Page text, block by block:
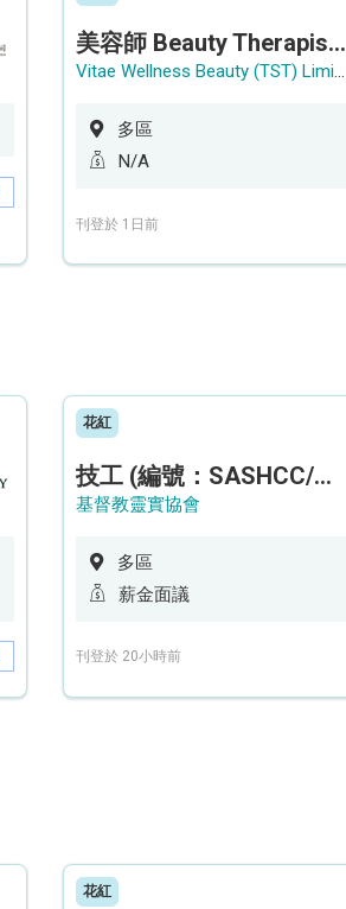
美容師 Beauty Therapist (銅鑼灣 / 尖沙咀)
Vitae Wellness Beauty (TST) Limited
多區
N/A
刊登於 1日前
花紅
技工 (編號：SASHCC/A/CTE)
基督教靈實協會
多區
薪金面議
刊登於 20小時前
花紅